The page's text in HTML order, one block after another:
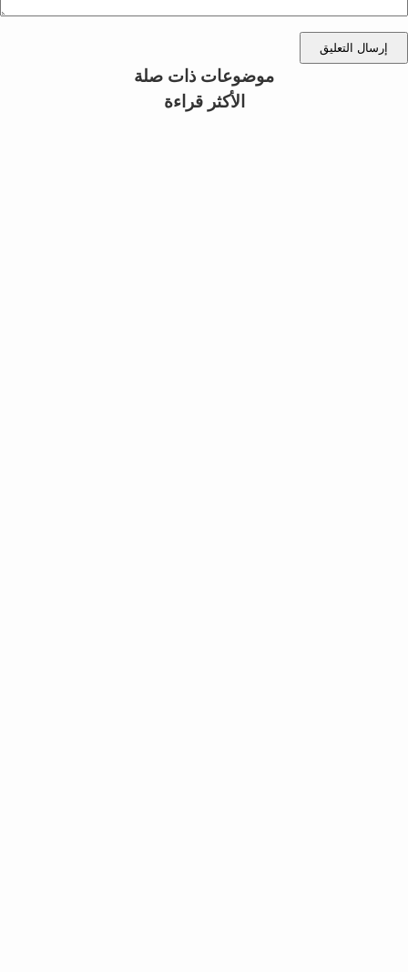
إرسال التعليق
موضوعات ذات صلة
الأكثر قراءة